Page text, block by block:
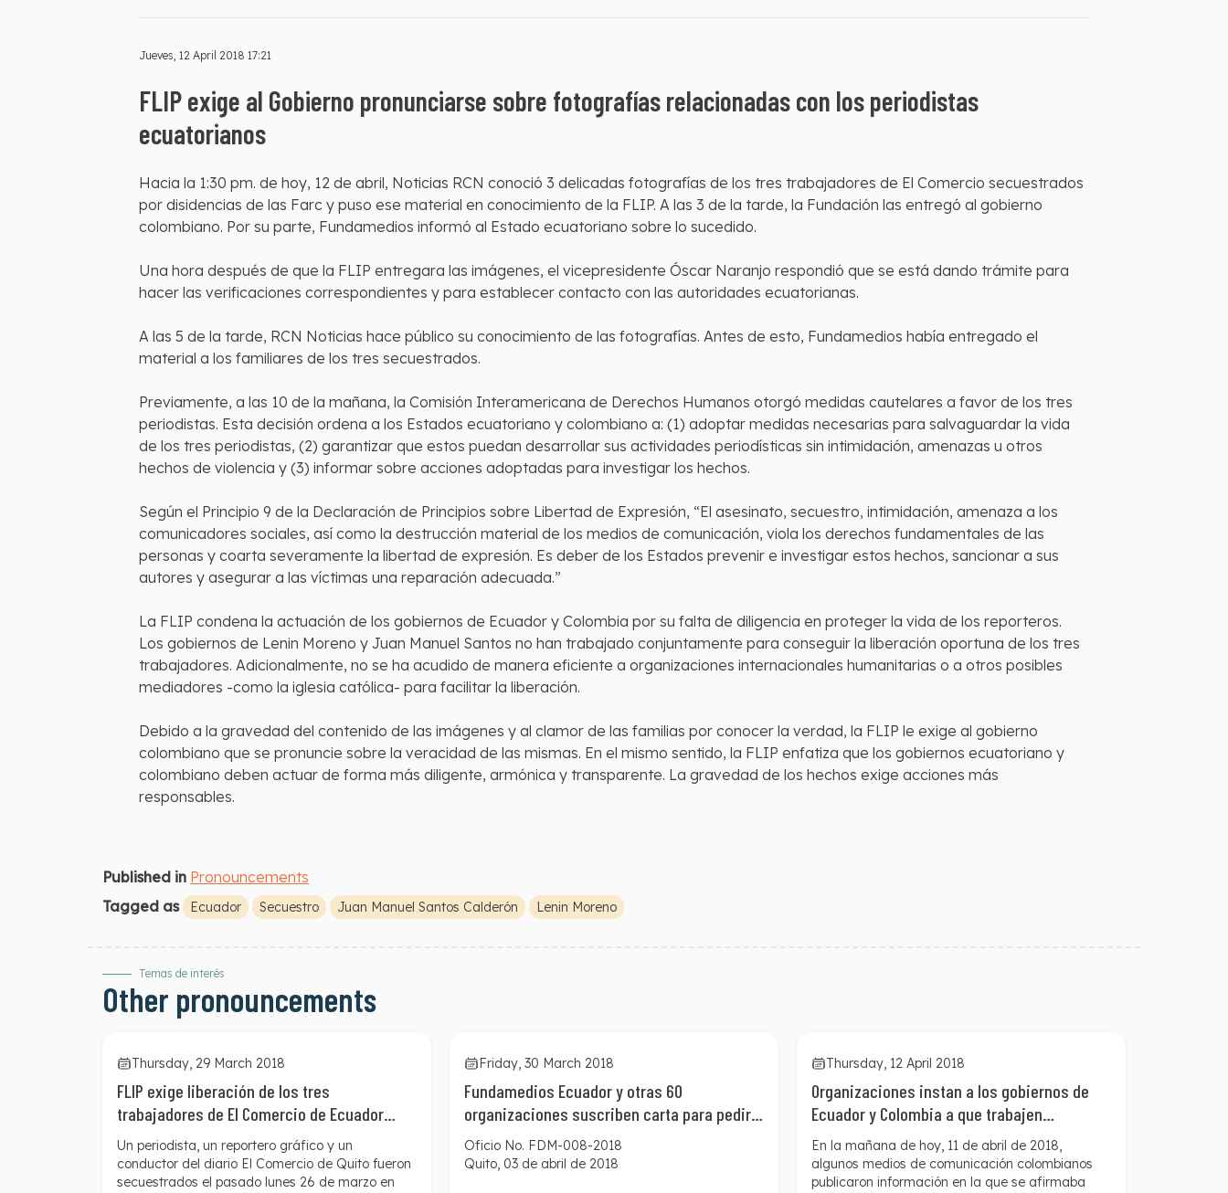
Jueves, 12 April 2018 17:21
FLIP exige al Gobierno pronunciarse sobre fotografías relacionadas con los periodistas
ecuatorianos
Hacia la 1:30 pm. de hoy, 12 de abril, Noticias RCN conoció 3 delicadas fotografías de los tres trabajadores de El Comercio secuestrados
por disidencias de las Farc y puso ese material en conocimiento de la FLIP. A las 3 de la tarde, la Fundación las entregó al gobierno
colombiano. Por su parte, Fundamedios informó al Estado ecuatoriano sobre lo sucedido.
Una hora después de que la FLIP entregara las imágenes, el vicepresidente Óscar Naranjo respondió que se está dando trámite para
hacer las verificaciones correspondientes y para establecer contacto con las autoridades ecuatorianas.
A las 5 de la tarde, RCN Noticias hace público su conocimiento de las fotografías. Antes de esto, Fundamedios había entregado el
material a los familiares de los tres secuestrados.
Previamente, a las 10 de la mañana, la Comisión Interamericana de Derechos Humanos otorgó medidas cautelares a favor de los tres
periodistas. Esta decisión ordena a los Estados ecuatoriano y colombiano a: (1) adoptar medidas necesarias para salvaguardar la vida
de los tres periodistas, (2) garantizar que estos puedan desarrollar sus actividades periodísticas sin intimidación, amenazas u otros
hechos de violencia y (3) informar sobre acciones adoptadas para investigar los hechos.
Según el Principio 9 de la Declaración de Principios sobre Libertad de Expresión, “El asesinato, secuestro, intimidación, amenaza a los
comunicadores sociales, así como la destrucción material de los medios de comunicación, viola los derechos fundamentales de las
personas y coarta severamente la libertad de expresión. Es deber de los Estados prevenir e investigar estos hechos, sancionar a sus
autores y asegurar a las víctimas una reparación adecuada.”
La FLIP condena la actuación de los gobiernos de Ecuador y Colombia por su falta de diligencia en proteger la vida de los reporteros.
Los gobiernos de Lenin Moreno y Juan Manuel Santos no han trabajado conjuntamente para conseguir la liberación oportuna de los tres
trabajadores. Adicionalmente, no se ha acudido de manera eficiente a organizaciones internacionales humanitarias o a otros posibles
mediadores -como la iglesia católica- para facilitar la liberación.
Debido a la gravedad del contenido de las imágenes y al clamor de las familias por conocer la verdad, la FLIP le exige al gobierno
colombiano que se pronuncie sobre la veracidad de las mismas. En el mismo sentido, la FLIP enfatiza que los gobiernos ecuatoriano y
colombiano deben actuar de forma más diligente, armónica y transparente. La gravedad de los hechos exige acciones más
responsables.
Published in Pronouncements
Tagged as
Ecuador Secuestro Juan Manuel Santos Calderón Lenin Moreno
Temas de interés
Other pronouncements
Thursday, 29 March 2018
FLIP exige liberación de los tres
trabajadores de El Comercio de Ecuador
secuestrados en la frontera con Colombia
Un periodista, un reportero gráfico y un
conductor del diario El Comercio de Quito fueron
secuestrados el pasado lunes 26 de marzo en
Friday, 30 March 2018
Fundamedios Ecuador y otras 60
organizaciones suscriben carta para pedir a
los mandatarios que se articulen para la
liberación de los trabajadores de El
Oficio No. FDM-008-2018
Quito, 03 de abril de 2018
Thursday, 12 April 2018
Organizaciones instan a los gobiernos de
Ecuador y Colombia a que trabajen
activamente en la liberación de los tres
secuestrados
En la mañana de hoy, 11 de abril de 2018,
algunos medios de comunicación colombianos
publicaron información en la que se afirmaba